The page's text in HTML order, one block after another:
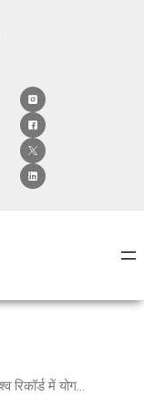
एक्सिस इंस्टिट्यूट ऑफ टेक्नोलॉजी के पूर्व छात्र का विश्व रिकॉर्ड में योगदान